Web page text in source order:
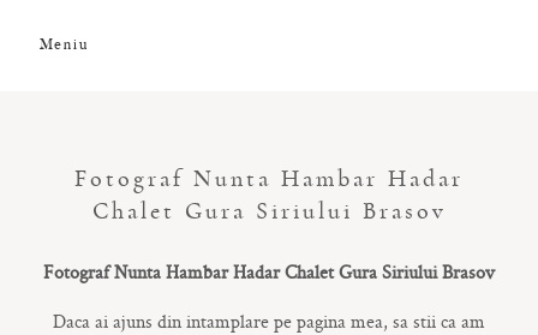
Meniu
Fotograf Nunta Hambar Hadar
Chalet Gura Siriului Brasov
Fotograf Nunta Hambar Hadar Chalet Gura Siriului Brasov
Daca ai ajuns din intamplare pe pagina mea, sa stii ca am
GALERIE FOTO